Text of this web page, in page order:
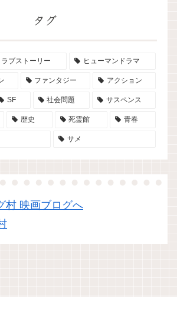
タグ
ラブストーリー ヒューマンドラマ
ファンタジー アクション
SF 社会問題 サスペンス
歴史 死霊館 青春
サメ